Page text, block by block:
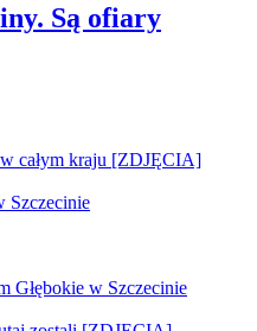
Są ofiary
całym kraju [ZDJĘCIA]
Szczecinie
Głębokie w Szczecinie